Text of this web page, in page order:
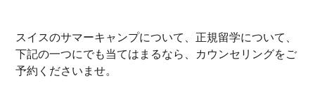
スイスのサマーキャンプについて、 正規留学について、
下記の一つにでも当てはまるなら、 カウンセリングをご
予約 くださいませ。